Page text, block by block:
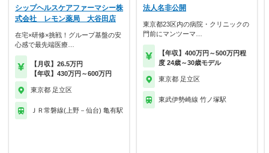
シップヘルスケアファーマシー株
式会社 レモン薬局 大谷田店
在宅×研修×挑戦！グループ基盤の安
心感で最先端医療…
【月収】26.5万円
【年収】430万円～600万円
東京都 足立区
ＪＲ常磐線(上野－仙台) 亀有駅
法人名非公開
東京都23区内の病院・クリニックの
門前にマンツーマ…
【年収】400万円～500万円程
度 24歳～30歳モデル
東京都 足立区
東武伊勢崎線 竹ノ塚駅